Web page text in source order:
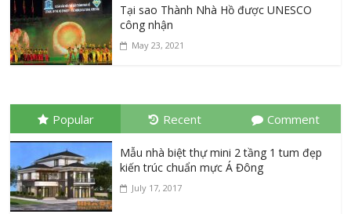
Tại sao Thành Nhà Hồ được UNESCO
công nhận
May 23, 2021
Popular Recent Comment
Mẫu nhà biệt thự mini 2 tầng 1 tum đẹp
kiến trúc chuẩn mực Á Đông
July 17, 2017